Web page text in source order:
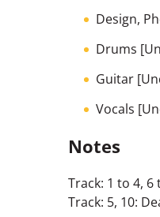
Design,
Drums
Guitar
Vocals
Notes
Track: 1 to 4, 6
Track: 5, 10: